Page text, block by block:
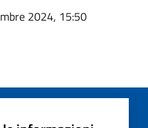
2024, 15:50